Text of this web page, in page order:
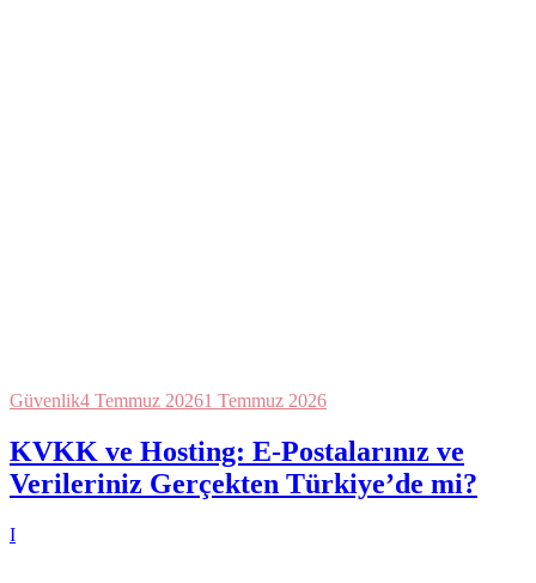
Güvenlik4 Temmuz 20261 Temmuz 2026
KVKK ve Hosting: E-Postalarınız ve
Verileriniz Gerçekten Türkiye’de mi?
I